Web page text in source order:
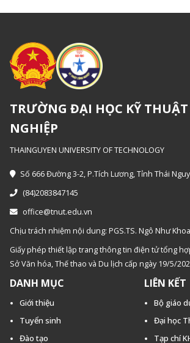
TRƯỜNG ĐẠI HỌC KỸ THUẬT
NGHIỆP
THAINGUYEN UNIVERSITY OF TECHNOLOGY
Số 666 Đường 3-2, P.Tích Lương, Tỉnh Thái
(84)2083847145
office@tnut.edu.vn
Chịu trách nhiệm nội dung: PGS.TS. Ngô Như Khoa
Giấy phép thiết lập trang thông tin điện tử tổng
Sở Văn hóa, Thế thao và Du lịch cấp ngày 19/5/
DANH MỤC
Giới thiệu
Tuyển sinh
Đào tạo
LIÊN KẾT
Bộ giáo
Đại học
Tạp chí